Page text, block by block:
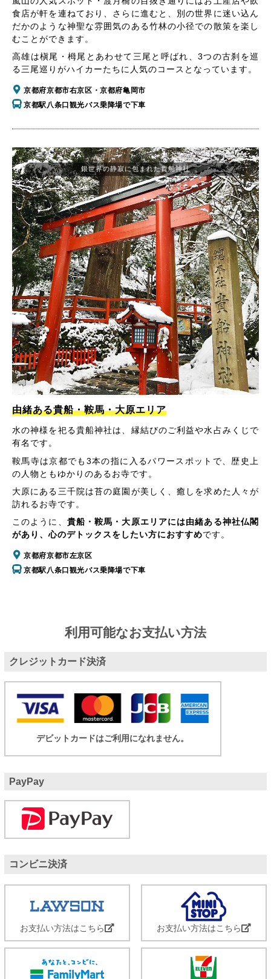
食店が軒を連ねており、さらに進むと、別の世界に迷い込ん
だかのような神聖な雰囲気のある竹林の小径での散策を楽し
むことができます。
高雄は槇尾・栂尾とあわせて三尾と呼ばれ、3つの古刹を巡
る三尾巡りがハイカーたちに人気のコースとなっています。
京都府京都市右京区・京都府亀岡市
京都駅八条口観光バス乗降場で下車
由緒ある貴船・鞍馬・大原エリア
水の神様を祀る貴船神社は、縁結びのご利益や水占みくじで
有名です。
鞍馬寺は京都でも3本の指に入るパワースポットで、歴史上
の人物ともゆかりのあるお寺です。
大原にある三千院は苔の庭園が美しく、癒しを求めた人々が
訪れるお寺です。
このように、 貴船・鞍馬・大原エリアには由緒ある神社仏閣
があり、心のデトックスをしたい方におすすめです。
京都府京都市左京区
京都駅八条口観光バス乗降場で下車
銀世界の静寂に包まれた貴船神社
利用可能なお支払い方法
クレジットカード決済
デビットカードはご利用になれません。
PayPay
コンビニ決済
お支払い方法はこちら お支払い方法はこちら